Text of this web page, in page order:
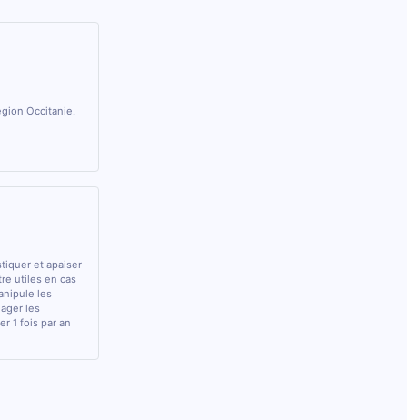
Occitanie.
et apaiser
utiles en cas
les
les
1 fois par an